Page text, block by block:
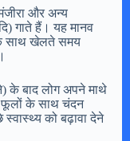
और अन्य
गाते हैं। यह मानव
के साथ खेलते समय
के बाद लोग अपने माथे
फूलों के साथ चंदन
को बढ़ावा देने